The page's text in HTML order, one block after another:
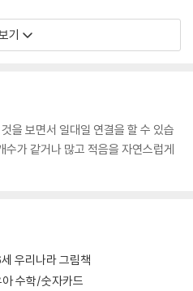
기
을 보면서 일대일 연결을 할 수 있습
수가 같거나 많고 적음을 자연스럽게
우리나라 그림책
수학/숫자카드